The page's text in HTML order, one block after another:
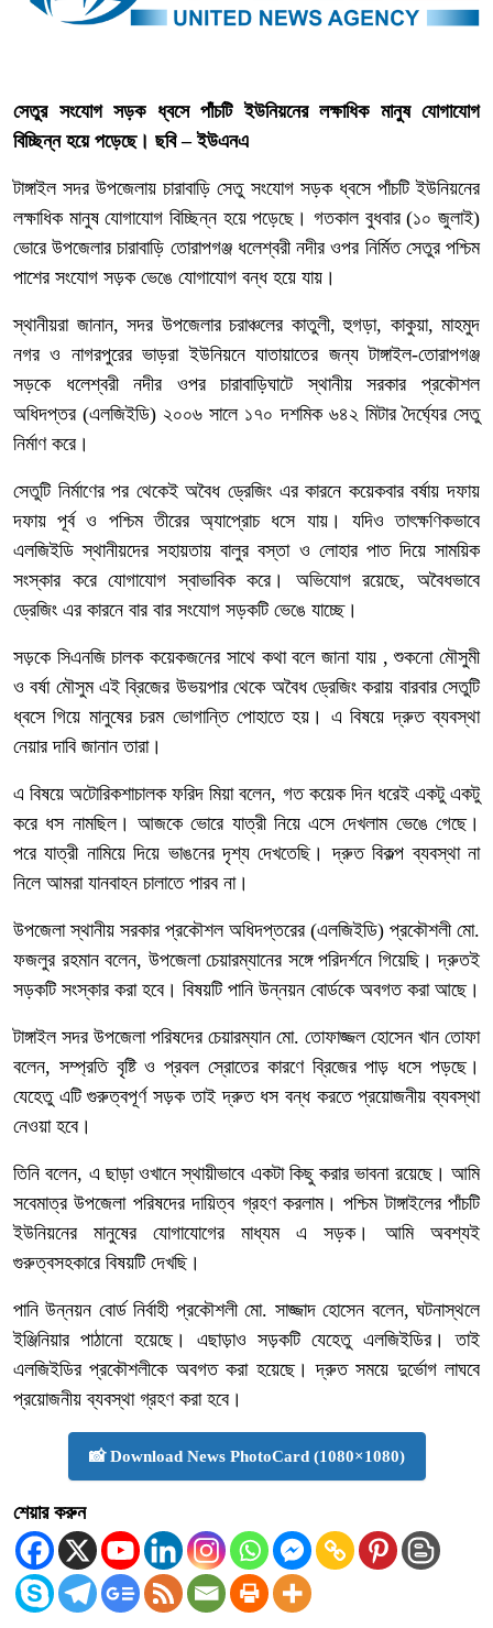
সেতুর সংযোগ সড়ক ধ্বসে পাঁচটি ইউনিয়নের লক্ষাধিক মানুষ যোগাযোগ
বিচ্ছিন্ন হয়ে পড়েছে। ছবি – ইউএনএ
টাঙ্গাইল সদর উপজেলায় চারাবাড়ি সেতু সংযোগ সড়ক ধ্বসে পাঁচটি ইউনিয়নের
লক্ষাধিক মানুষ যোগাযোগ বিচ্ছিন্ন হয়ে পড়েছে। গতকাল বুধবার (১০ জুলাই)
ভোরে উপজেলার চারাবাড়ি তোরাপগঞ্জ ধলেশ্বরী নদীর ওপর নির্মিত সেতুর পশ্চিম
পাশের সংযোগ সড়ক ভেঙে যোগাযোগ বন্ধ হয়ে যায়।
স্থানীয়রা জানান, সদর উপজেলার চরাঞ্চলের কাতুলী, হুগড়া, কাকুয়া, মাহমুদ
নগর ও নাগরপুরের ভাড়রা ইউনিয়নে যাতায়াতের জন্য টাঙ্গাইল-তোরাপগঞ্জ
সড়কে ধলেশ্বরী নদীর ওপর চারাবাড়িঘাটে স্থানীয় সরকার প্রকৌশল
অধিদপ্তর (এলজিইডি) ২০০৬ সালে ১৭০ দশমিক ৬৪২ মিটার দৈর্ঘ্যের সেতু
নির্মাণ করে।
সেতুটি নির্মাণের পর থেকেই অবৈধ ড্রেজিং এর কারনে কয়েকবার বর্ষায় দফায়
দফায় পূর্ব ও পশ্চিম তীরের অ্যাপ্রোচ ধসে যায়। যদিও তাৎক্ষণিকভাবে
এলজিইডি স্থানীয়দের সহায়তায় বালুর বস্তা ও লোহার পাত দিয়ে সাময়িক
সংস্কার করে যোগাযোগ স্বাভাবিক করে। অভিযোগ রয়েছে, অবৈধভাবে
ড্রেজিং এর কারনে বার বার সংযোগ সড়কটি ভেঙে যাচ্ছে।
সড়কে সিএনজি চালক কয়েকজনের সাথে কথা বলে জানা যায় , শুকনো মৌসুমী
ও বর্ষা মৌসুম এই ব্রিজের উভয়পার থেকে অবৈধ ড্রেজিং করায় বারবার সেতুটি
ধ্বসে গিয়ে মানুষের চরম ভোগান্তি পোহাতে হয়। এ বিষয়ে দ্রুত ব্যবস্থা
নেয়ার দাবি জানান তারা।
এ বিষয়ে অটোরিকশাচালক ফরিদ মিয়া বলেন, গত কয়েক দিন ধরেই একটু একটু
করে ধস নামছিল। আজকে ভোরে যাত্রী নিয়ে এসে দেখলাম ভেঙে গেছে।
পরে যাত্রী নামিয়ে দিয়ে ভাঙনের দৃশ্য দেখতেছি। দ্রুত বিকল্প ব্যবস্থা না
নিলে আমরা যানবাহন চালাতে পারব না।
উপজেলা স্থানীয় সরকার প্রকৌশল অধিদপ্তরের (এলজিইডি) প্রকৌশলী মো.
ফজলুর রহমান বলেন, উপজেলা চেয়ারম্যানের সঙ্গে পরিদর্শনে গিয়েছি। দ্রুতই
সড়কটি সংস্কার করা হবে। বিষয়টি পানি উন্নয়ন বোর্ডকে অবগত করা আছে।
টাঙ্গাইল সদর উপজেলা পরিষদের চেয়ারম্যান মো. তোফাজ্জল হোসেন খান তোফা
বলেন, সম্প্রতি বৃষ্টি ও প্রবল স্রোতের কারণে ব্রিজের পাড় ধসে পড়ছে।
যেহেতু এটি গুরুত্বপূর্ণ সড়ক তাই দ্রুত ধস বন্ধ করতে প্রয়োজনীয় ব্যবস্থা
নেওয়া হবে।
তিনি বলেন, এ ছাড়া ওখানে স্থায়ীভাবে একটা কিছু করার ভাবনা রয়েছে। আমি
সবেমাত্র উপজেলা পরিষদের দায়িত্ব গ্রহণ করলাম। পশ্চিম টাঙ্গাইলের পাঁচটি
ইউনিয়নের মানুষের যোগাযোগের মাধ্যম এ সড়ক। আমি অবশ্যই
গুরুত্বসহকারে বিষয়টি দেখছি।
পানি উন্নয়ন বোর্ড নির্বাহী প্রকৌশলী মো. সাজ্জাদ হোসেন বলেন, ঘটনাস্থলে
ইঞ্জিনিয়ার পাঠানো হয়েছে। এছাড়াও সড়কটি যেহেতু এলজিইডির। তাই
এলজিইডির প্রকৌশলীকে অবগত করা হয়েছে। দ্রুত সময়ে দুর্ভোগ লাঘবে
প্রয়োজনীয় ব্যবস্থা গ্রহণ করা হবে।
📸 Download News PhotoCard (1080×1080)
শেয়ার করুন